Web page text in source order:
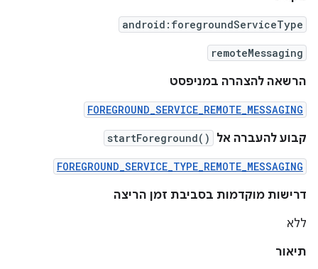
android:foregroundServiceType
remoteMessaging
הרשאה להצהרה במניפסט
FOREGROUND_SERVICE_REMOTE_MESSAGING
קבוע להעברה אל startForeground()
FOREGROUND_SERVICE_TYPE_REMOTE_MESSAGING
דרישות מוקדמות בסביבת זמן הריצה
ללא
תיאור